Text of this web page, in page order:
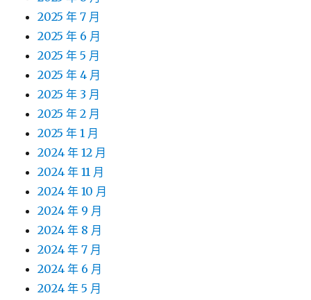
2025 年 7 月
2025 年 6 月
2025 年 5 月
2025 年 4 月
2025 年 3 月
2025 年 2 月
2025 年 1 月
2024 年 12 月
2024 年 11 月
2024 年 10 月
2024 年 9 月
2024 年 8 月
2024 年 7 月
2024 年 6 月
2024 年 5 月